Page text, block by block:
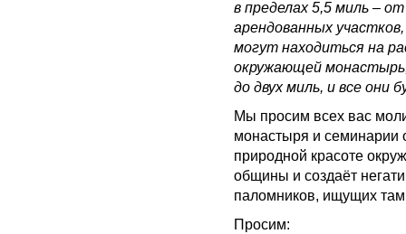
в пределах 5,5 миль –
арендованных
могут находиться на
окружающей
до двух миль, и все они
Мы просим всех вас
монастыря и семинарии
природной красоте
общины и создаёт
паломников, ищущих
Просим: